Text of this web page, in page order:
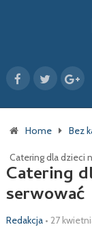
Home Bez
Catering dla dzieci
Catering
serwować
Redakcja • 27